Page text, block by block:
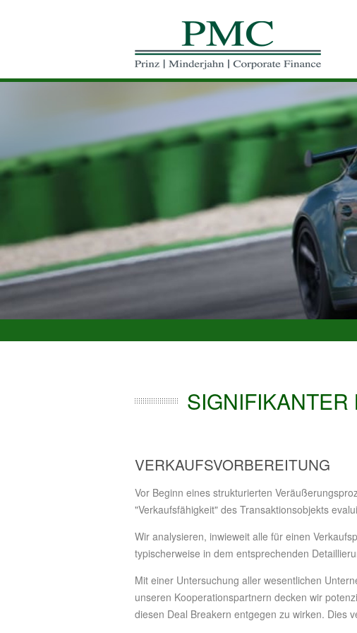
VERKAUFSVORBEREITUNG
Vor Beginn eines strukturierten
"Verkaufsfähigkeit" des Transaktionsobjekts
Wir analysieren, inwieweit alle für einen
typischerweise in dem entsprechenden
Mit einer Untersuchung aller wesentlichen
unseren Kooperationspartnern decken wir
diesen Deal Breakern entgegen zu wirken. Dies